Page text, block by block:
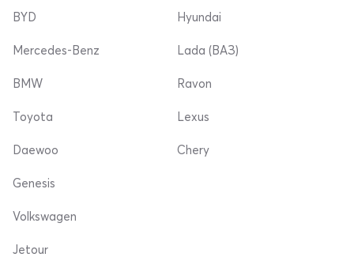
BYD
Mercedes-Benz
Hyundai
Lada (ВАЗ)
BMW
Toyota
Daewoo
Ravon
Lexus
Chery
Genesis
Volkswagen
Jetour